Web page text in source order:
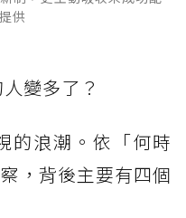
供
變多了？
的浪潮。依「何時
，背後主要有四個